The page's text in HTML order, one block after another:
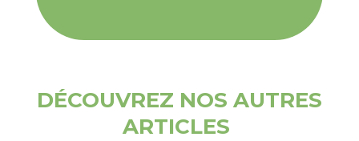
DÉCOUVREZ NOS AUTRES
ARTICLES